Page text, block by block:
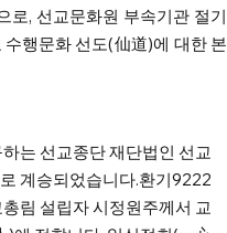
로, 선교문화원 부속기관 절기
행문화 선도(仙道)에 대한 본
는 선교종단 재단법인 선교
계승되었습니다.환기9222
림 설립자 시정원주께서 교